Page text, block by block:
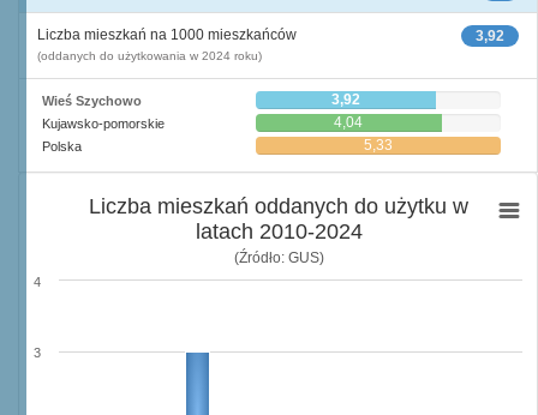
3,92
Liczba mieszkań na 1000 mieszkańców
(oddanych do użytkowania w 2024 roku)
Wieś Szychowo 3,92
Kujawsko-pomorskie 4,04
Polska 5,33
Liczba mieszkań oddanych do użytku w
latach 2010-2024
(Źródło: GUS)
3
4